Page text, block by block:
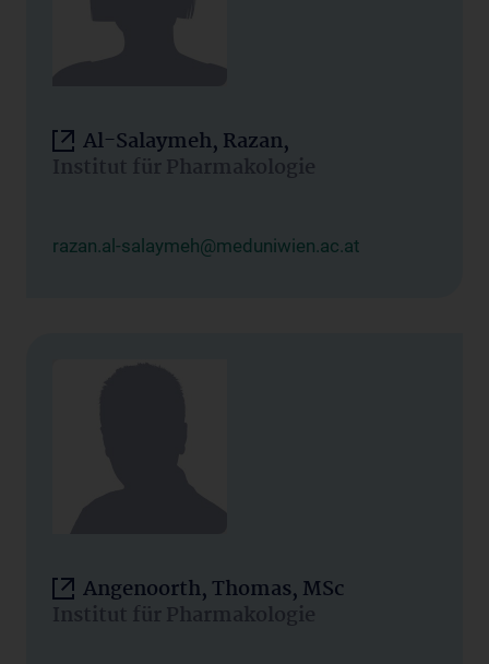
Al-Salaymeh, Razan,
Institut für Pharmakologie
razan.al-salaymeh@meduniwien.ac.at
Angenoorth, Thomas, MSc
Institut für Pharmakologie